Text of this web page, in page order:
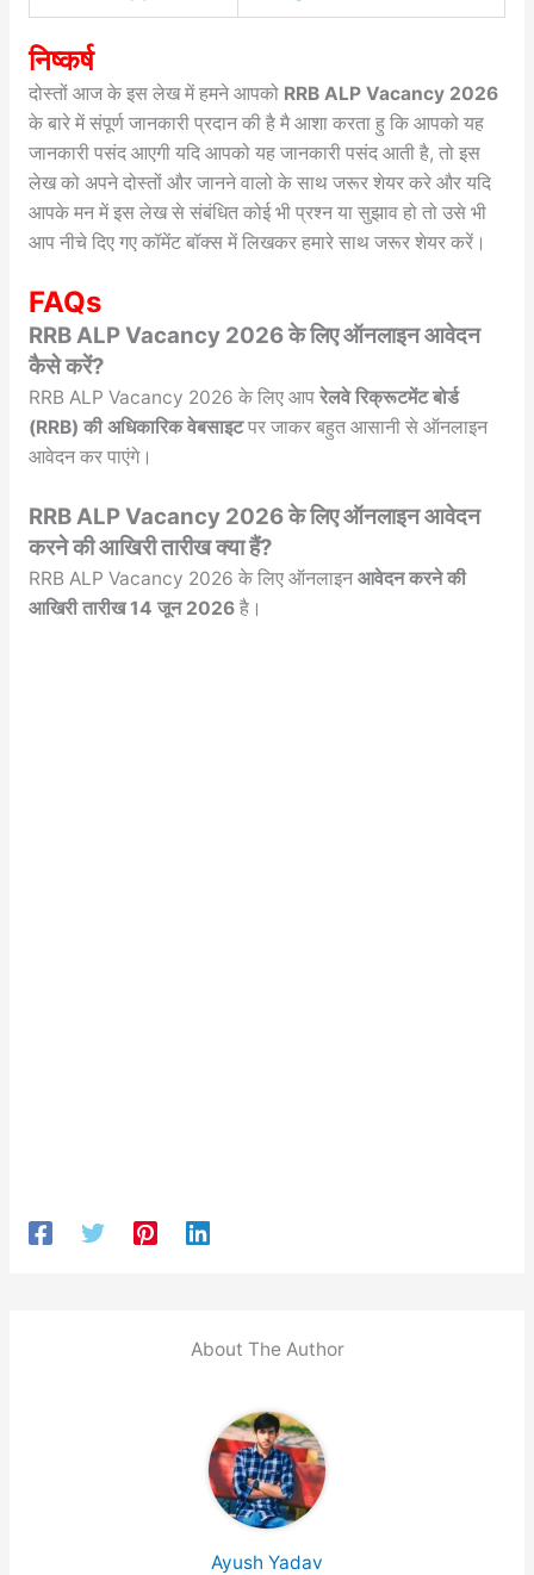
निष्कर्ष
दोस्तों आज के इस लेख में हमने आपको RRB ALP Vacancy 2026
के बारे में संपूर्ण जानकारी प्रदान की है मै आशा करता हु कि आपको यह
जानकारी पसंद आएगी यदि आपको यह जानकारी पसंद आती है, तो इस
लेख को अपने दोस्तों और जानने वालो के साथ जरूर शेयर करे और यदि
आपके मन में इस लेख से संबंधित कोई भी प्रश्न या सुझाव हो तो उसे भी
आप नीचे दिए गए कॉमेंट बॉक्स में लिखकर हमारे साथ जरूर शेयर करें।
FAQs
RRB ALP Vacancy 2026 के लिए ऑनलाइन आवेदन
कैसे करें?
RRB ALP Vacancy 2026 के लिए आप रेलवे रिक्रूटमेंट बोर्ड
(RRB) की अधिकारिक वेबसाइटपर जाकर बहुत आसानी से ऑनलाइन
आवेदन कर पाएंगे।
RRB ALP Vacancy 2026 के लिए ऑनलाइन आवेदन
करने की आखिरी तारीख क्या हैं?
RRB ALP Vacancy 2026 के लिए ऑनलाइनआवेदन करने की
आखिरी तारीख 14 जून 2026है।
About The Author
Ayush Yadav